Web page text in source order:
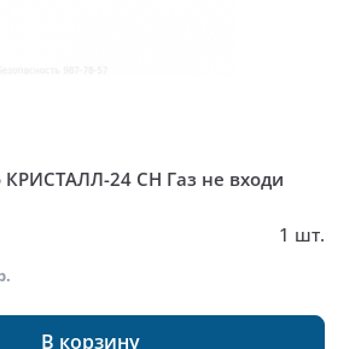
КРИСТАЛЛ-24 СН Газ не входи
1 шт.
В корзину